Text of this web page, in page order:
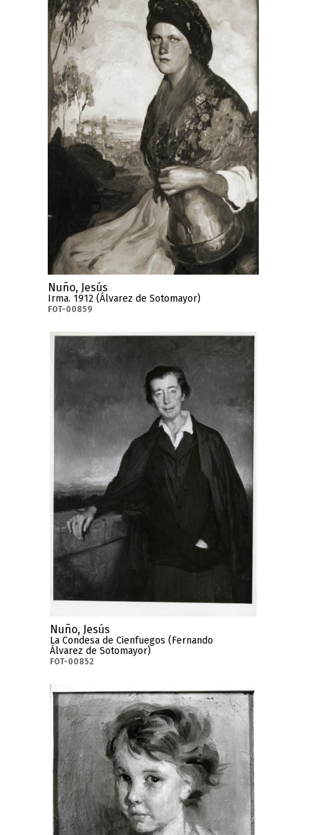
Nuño, Jesús
Irma. 1912 (Álvarez de Sotomayor)
FOT-00859
Nuño, Jesús
La Condesa de Cienfuegos (Fernando
Álvarez de Sotomayor)
FOT-00852